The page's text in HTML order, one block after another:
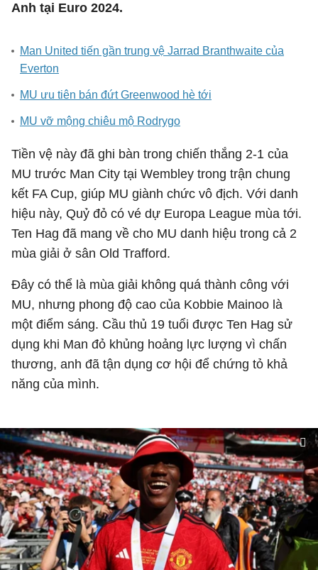
Anh tại Euro 2024.
Man United tiến gần trung vệ Jarrad Branthwaite của
Everton
MU ưu tiên bán đứt Greenwood hè tới
MU vỡ mộng chiêu mộ Rodrygo
Tiền vệ này đã ghi bàn trong chiến thắng 2-1 của
MU trước Man City tại Wembley trong trận chung
kết FA Cup, giúp MU giành chức vô địch. Với danh
hiệu này, Quỷ đỏ có vé dự Europa League mùa tới.
Ten Hag đã mang về cho MU danh hiệu trong cả 2
mùa giải ở sân Old Trafford.
Đây có thể là mùa giải không quá thành công với
MU, nhưng phong độ cao của Kobbie Mainoo là
một điểm sáng. Cầu thủ 19 tuổi được Ten Hag sử
dụng khi Man đỏ khủng hoảng lực lượng vì chấn
thương, anh đã tận dụng cơ hội để chứng tỏ khả
năng của mình.